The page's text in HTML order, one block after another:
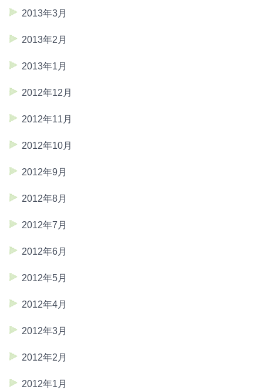
2013年3月
2013年2月
2013年1月
2012年12月
2012年11月
2012年10月
2012年9月
2012年8月
2012年7月
2012年6月
2012年5月
2012年4月
2012年3月
2012年2月
2012年1月